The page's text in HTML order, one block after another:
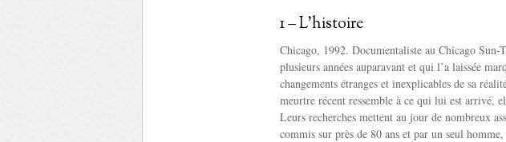
1 – L’histoire
Chicago, 1992. Documentaliste au Chicago
plusieurs années auparavant et qui l’a laissée
changements étranges et inexplicables de sa
meurtre récent ressemble à ce qui lui est arrivé,
Leurs recherches mettent au jour de nombreux
commis sur près de 80 ans et par un seul